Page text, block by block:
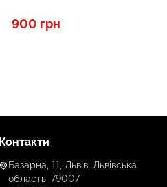
900 грн
Контакти
Базарна, 11, Львів, Львівська
область, 79007